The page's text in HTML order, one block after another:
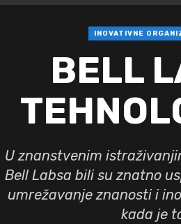
INOVATIVNE
BELL
U znanstvenim
Bell Labsa bili su znatno
umrežavanje znanosti i
kada je